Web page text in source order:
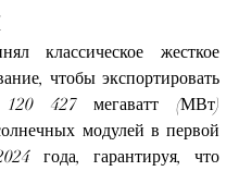
классическое жесткое
чтобы экспортировать
120 427 мегаватт (МВт)
модулей в первой
года, гарантируя, что